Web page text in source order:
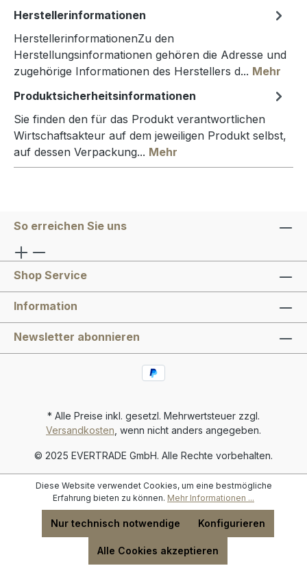
Herstellerinformationen
HerstellerinformationenZu den
Herstellungsinformationen gehören die Adresse und
zugehörige Informationen des Herstellers d... Mehr
Produktsicherheitsinformationen
Sie finden den für das Produkt verantwortlichen
Wirtschaftsakteur auf dem jeweiligen Produkt selbst,
auf dessen Verpackung... Mehr
So erreichen Sie uns
Shop Service
Information
Newsletter abonnieren
* Alle Preise inkl. gesetzl. Mehrwertsteuer zzgl.
Versandkosten, wenn nicht anders angegeben.
© 2025 EVERTRADE GmbH. Alle Rechte vorbehalten.
Diese Website verwendet Cookies, um eine bestmögliche
Erfahrung bieten zu können. Mehr Informationen ...
Nur technisch notwendige Konfigurieren
Alle Cookies akzeptieren